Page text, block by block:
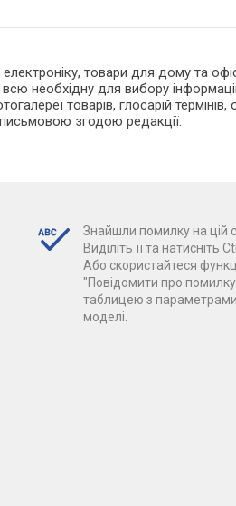
електроніку, товари для дому та
всю необхідну для вибору
товарів, глосарій термінів,
письмовою згодою редакції.
Знайшли помилку на цій
Виділіть її та натисніть
Або скористайтеся
"Повідомити про помилку
таблицею з параметрами
моделі.